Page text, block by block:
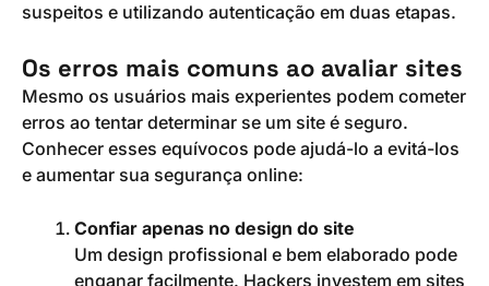
suspeitos e utilizando autenticação em duas etapas.
Os erros mais comuns ao avaliar sites
Mesmo os usuários mais experientes podem cometer
erros ao tentar determinar se um site é seguro.
Conhecer esses equívocos pode ajudá-lo a evitá-los
e aumentar sua segurança online:
Confiar apenas no design do site
Um design profissional e bem elaborado pode
enganar facilmente. Hackers investem em sites